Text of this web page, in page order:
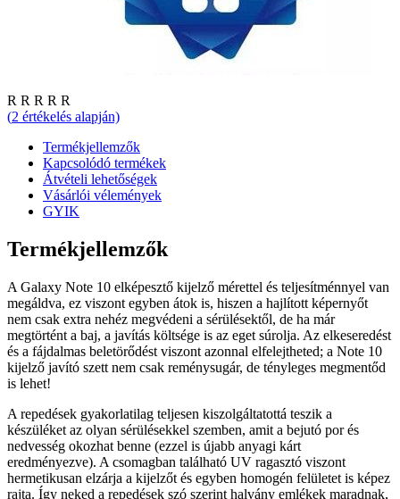
R R R R R
(2 értékelés alapján)
Termékjellemzők
Kapcsolódó termékek
Átvételi lehetőségek
Vásárlói vélemények
GYIK
Termékjellemzők
A Galaxy Note 10 elképesztő kijelző mérettel és teljesítménnyel van
megáldva, ez viszont egyben átok is, hiszen a hajlított képernyőt
nem csak extra nehéz megvédeni a sérülésektől, de ha már
megtörtént a baj, a javítás költsége is az eget súrolja. Az elkeseredést
és a fájdalmas beletörődést viszont azonnal elfelejtheted; a Note 10
kijelző javító szett nem csak reménysugár, de tényleges megmentőd
is lehet!
A repedések gyakorlatilag teljesen kiszolgáltatottá teszik a
készüléket az olyan sérülésekkel szemben, amit a bejutó por és
nedvesség okozhat benne (ezzel is újabb anyagi kárt
eredményezve). A csomagban található UV ragasztó viszont
hermetikusan elzárja a kijelzőt és egyben homogén felületet is képez
rajta. Így neked a repedések szó szerint halvány emlékek maradnak,